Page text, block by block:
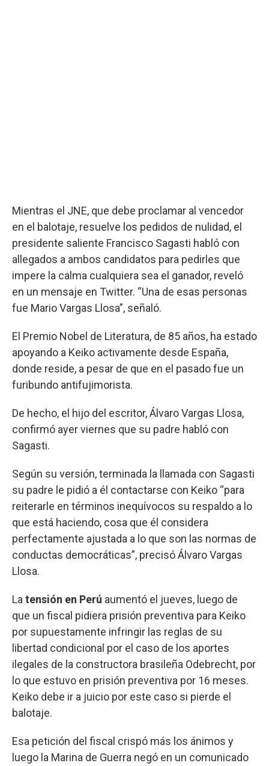
Mientras el JNE, que debe proclamar al vencedor
en el balotaje, resuelve los pedidos de nulidad, el
presidente saliente Francisco Sagasti habló con
allegados a ambos candidatos para pedirles que
impere la calma cualquiera sea el ganador, reveló
en un mensaje en Twitter. “Una de esas personas
fue Mario Vargas Llosa”, señaló.
El Premio Nobel de Literatura, de 85 años, ha estado
apoyando a Keiko activamente desde España,
donde reside, a pesar de que en el pasado fue un
furibundo antifujimorista.
De hecho, el hijo del escritor, Álvaro Vargas Llosa,
confirmó ayer viernes que su padre habló con
Sagasti.
Según su versión, terminada la llamada con Sagasti
su padre le pidió a él contactarse con Keiko “para
reiterarle en términos inequívocos su respaldo a lo
que está haciendo, cosa que él considera
perfectamente ajustada a lo que son las normas de
conductas democráticas”, precisó Álvaro Vargas
Llosa.
La tensión en Perú aumentó el jueves, luego de
que un fiscal pidiera prisión preventiva para Keiko
por supuestamente infringir las reglas de su
libertad condicional por el caso de los aportes
ilegales de la constructora brasileña Odebrecht, por
lo que estuvo en prisión preventiva por 16 meses.
Keiko debe ir a juicio por este caso si pierde el
balotaje.
Esa petición del fiscal crispó más los ánimos y
luego la Marina de Guerra negó en un comunicado